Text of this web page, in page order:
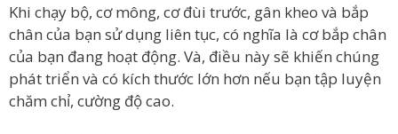
Khi chạy bộ, cơ mông, cơ đùi trước, gân kheo và bắp
chân của bạn sử dụng liên tục, có nghĩa là cơ bắp chân
của bạn đang hoạt động. Và, điều này sẽ khiến chúng
phát triển và có kích thước lớn hơn nếu bạn tập luyện
chăm chỉ, cường độ cao.